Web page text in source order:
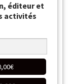
éditeur et
activités
€